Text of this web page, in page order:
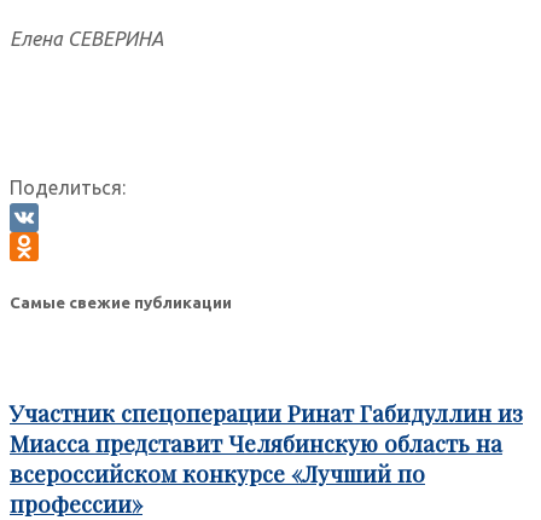
Елена СЕВЕРИНА
Поделиться:
VK
Самые свежие публикации
Участник спецоперации Ринат Габидуллин из
Миасса представит Челябинскую область на
всероссийском конкурсе «Лучший по
профессии»